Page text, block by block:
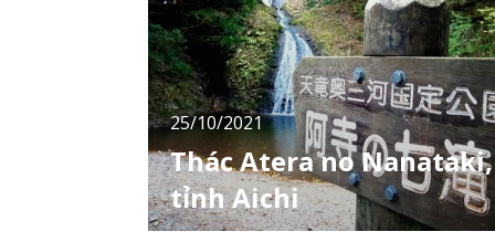
nhận là Đài tưởng niệm quốc gia Mikawawan.
5 địa chỉ ẩm thực tại Little World ở Aichi
25/10/2021
Thác Atera no Nanataki,
tỉnh Aichi
Nằm ở trung tâm của Nhật Bản, Aichi sở hữu